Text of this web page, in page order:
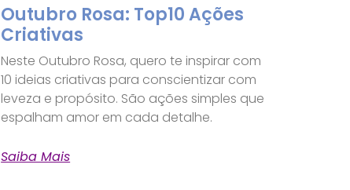
Outubro Rosa: Top10 Ações
Criativas
Neste Outubro Rosa, quero te inspirar com
10 ideias criativas para conscientizar com
leveza e propósito. São ações simples que
espalham amor em cada detalhe.
Saiba Mais